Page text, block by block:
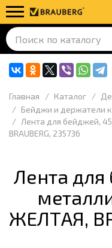
Главная Каталог
Бейджи и держатели
Лента для бейджей,
BRAUBERG, 235736
Лента
ЖЕЛТАЯ,